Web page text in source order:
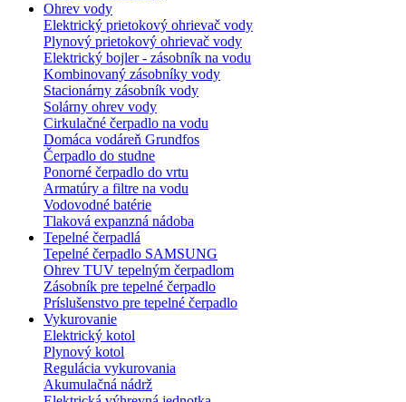
Ohrev vody
Elektrický prietokový ohrievač vody
Plynový prietokový ohrievač vody
Elektrický bojler - zásobník na vodu
Kombinovaný zásobníky vody
Stacionárny zásobník vody
Solárny ohrev vody
Cirkulačné čerpadlo na vodu
Domáca vodáreň Grundfos
Čerpadlo do studne
Ponorné čerpadlo do vrtu
Armatúry a filtre na vodu
Vodovodné batérie
Tlaková expanzná nádoba
Tepelné čerpadlá
Tepelné čerpadlo SAMSUNG
Ohrev TUV tepelným čerpadlom
Zásobník pre tepelné čerpadlo
Príslušenstvo pre tepelné čerpadlo
Vykurovanie
Elektrický kotol
Plynový kotol
Regulácia vykurovania
Akumulačná nádrž